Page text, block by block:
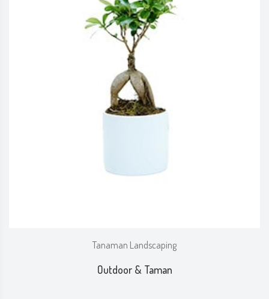
Tanaman Landscaping
Outdoor & Taman